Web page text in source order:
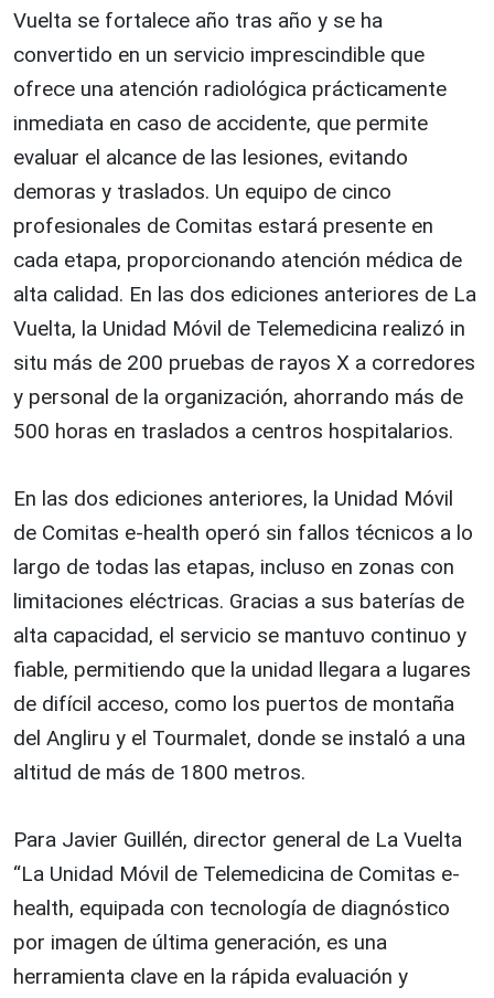
Vuelta se fortalece año tras año y se ha
convertido en un servicio imprescindible que
ofrece una atención radiológica prácticamente
inmediata en caso de accidente, que permite
evaluar el alcance de las lesiones, evitando
demoras y traslados. Un equipo de cinco
profesionales de Comitas estará presente en
cada etapa, proporcionando atención médica de
alta calidad. En las dos ediciones anteriores de La
Vuelta, la Unidad Móvil de Telemedicina realizó in
situ más de 200 pruebas de rayos X a corredores
y personal de la organización, ahorrando más de
500 horas en traslados a centros hospitalarios.
En las dos ediciones anteriores, la Unidad Móvil
de Comitas e-health operó sin fallos técnicos a lo
largo de todas las etapas, incluso en zonas con
limitaciones eléctricas. Gracias a sus baterías de
alta capacidad, el servicio se mantuvo continuo y
fiable, permitiendo que la unidad llegara a lugares
de difícil acceso, como los puertos de montaña
del Angliru y el Tourmalet, donde se instaló a una
altitud de más de 1800 metros.
Para Javier Guillén, director general de La Vuelta
“La Unidad Móvil de Telemedicina de Comitas e-
health, equipada con tecnología de diagnóstico
por imagen de última generación, es una
herramienta clave en la rápida evaluación y